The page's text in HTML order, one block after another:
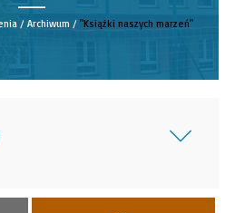
/ Archiwum / "Książki naszych marzeń"